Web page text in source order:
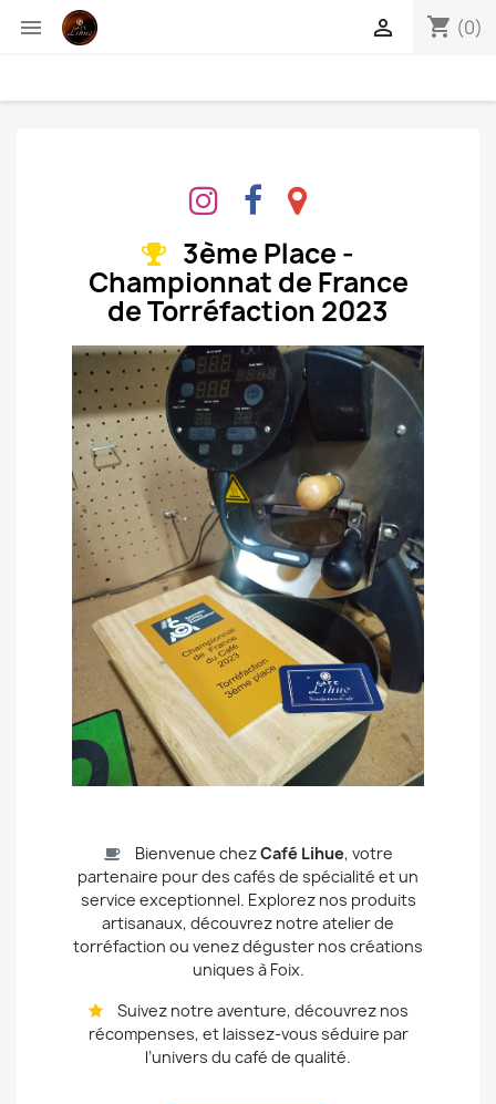
 shopping_cart (0)

3ème Place -
Championnat de France
de Torréfaction 2023
Bienvenue chezCafé Lihue, votre
partenaire pour des cafés de spécialité et un
service exceptionnel. Explorez nos produits
artisanaux, découvrez notre atelier de
torréfaction ou venez déguster nos créations
uniques à Foix.
Suivez notre aventure, découvrez nos
récompenses, et laissez-vous séduire par
l’univers du café de qualité.